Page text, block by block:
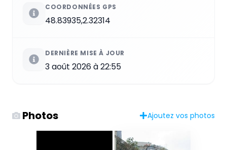
COORDONNÉES GPS
48.83935,2.32314
DERNIÈRE MISE À JOUR
3 août 2026 à 22:55
Photos Ajoutez vos photos